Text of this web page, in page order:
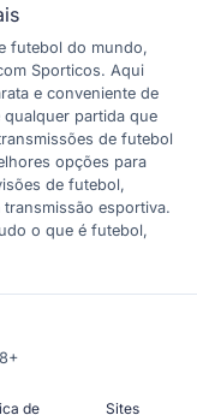
futebol do mundo,
Sporticos. Aqui
e conveniente de
partida que
de futebol
opções para
de futebol,
esportiva.
o que é futebol,
de Sites